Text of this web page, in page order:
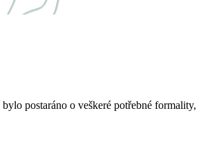
postaráno o veškeré potřebné formality,